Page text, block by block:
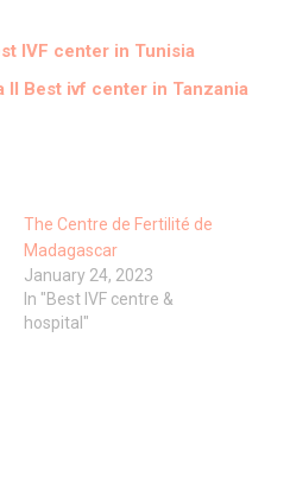
IVF center in Tunisia
II Best ivf center in Tanzania
The Centre de Fertilité de
Madagascar
January 24, 2023
In "Best IVF centre &
hospital"